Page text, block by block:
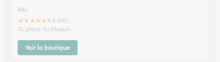
Albi
★★★★★4.5 (66)
10, place du Maquis
Voir la boutique